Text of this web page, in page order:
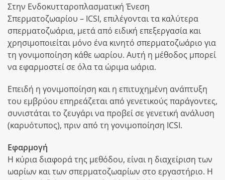
Στην Ενδοκυτταροπλασματική Ένεση
Σπερματοζωαρίου – ICSI, επιλέγονται τα καλύτερα
σπερματοζωάρια, μετά από ειδική επεξεργασία και
χρησιμοποιείται μόνο ένα κινητό σπερματοζωάριο για
τη γονιμοποίηση κάθε ωαρίου. Αυτή η μέθοδος μπορεί
να εφαρμοστεί σε όλα τα ώριμα ωάρια.
Επειδή η γονιμοποίηση και η επιτυχημένη ανάπτυξη
του εμβρύου επηρεάζεται από γενετικούς παράγοντες,
συνιστάται το ζευγάρι να προβεί σε γενετική ανάλυση
(καρυότυπος), πριν από τη γονιμοποίηση ICSI.
Εφαρμογή
Η κύρια διαφορά της μεθόδου, είναι η διαχείριση των
ωαρίων και των σπερματοζωαρίων στο εργαστήριο. Η